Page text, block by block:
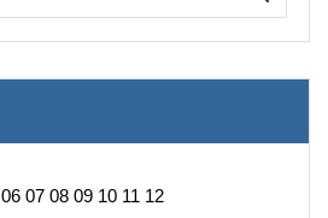
06 07 08 09 10 11 12